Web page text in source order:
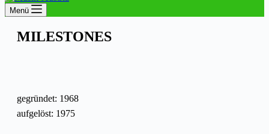
Menü
MILESTONES
gegründet: 1968
aufgelöst: 1975